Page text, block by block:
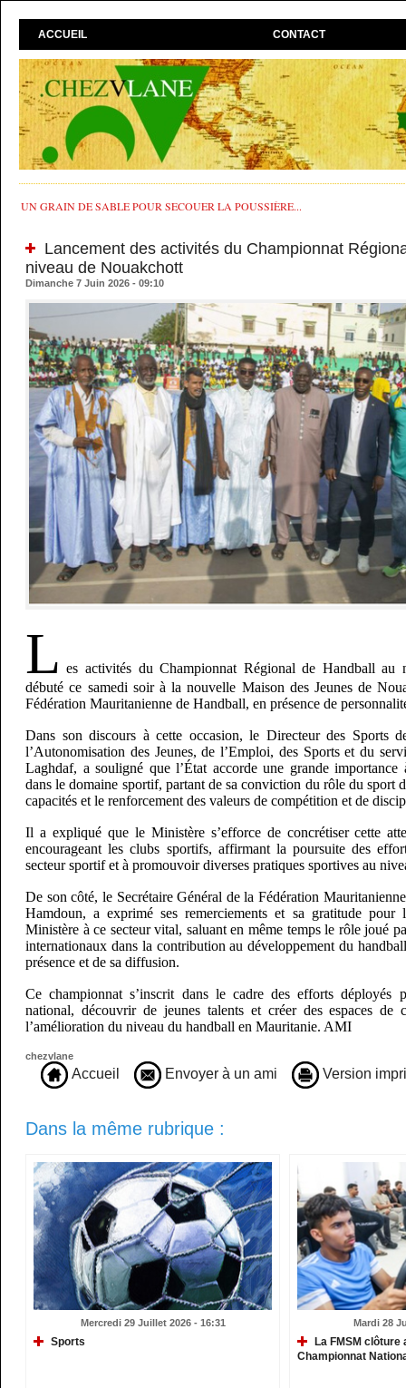
ACCUEIL CONTACT
UN GRAIN DE SABLE POUR SECOUER LA POUSSIÈRE...
Lancement des activités du Championnat
niveau de Nouakchott
Dimanche 7 Juin 2026 - 09:10
L es activités du Championnat Régional de Handball au
débuté ce samedi soir à la nouvelle Maison des Jeunes de
Fédération Mauritanienne de Handball, en présence de
Dans son discours à cette occasion, le Directeur des Sports
l’Autonomisation des Jeunes, de l’Emploi, des Sports et du
Laghdaf, a souligné que l’État accorde une grande importance
dans le domaine sportif, partant de sa conviction du rôle du sport
capacités et le renforcement des valeurs de compétition et de
Il a expliqué que le Ministère s’efforce de concrétiser cette
encourageant les clubs sportifs, affirmant la poursuite des
secteur sportif et à promouvoir diverses pratiques sportives au
De son côté, le Secrétaire Général de la Fédération
Hamdoun, a exprimé ses remerciements et sa gratitude pour
Ministère à ce secteur vital, saluant en même temps le rôle joué
internationaux dans la contribution au développement du
présence et de sa diffusion.
Ce championnat s’inscrit dans le cadre des efforts déployés
national, découvrir de jeunes talents et créer des espaces de
l’amélioration du niveau du handball en Mauritanie. AMI
chezvlane
Accueil Envoyer à un ami Version
Dans la même rubrique :
Mercredi 29 Juillet 2026 - 16:31
Sports
Mardi 28
La FMSM
Championnat